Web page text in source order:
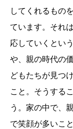
してくれるもの
ています。それ
応していくとい
や、親の時代の
どもたちが見つ
こと。そうする
う。家の中で、
で笑顔が多いこ